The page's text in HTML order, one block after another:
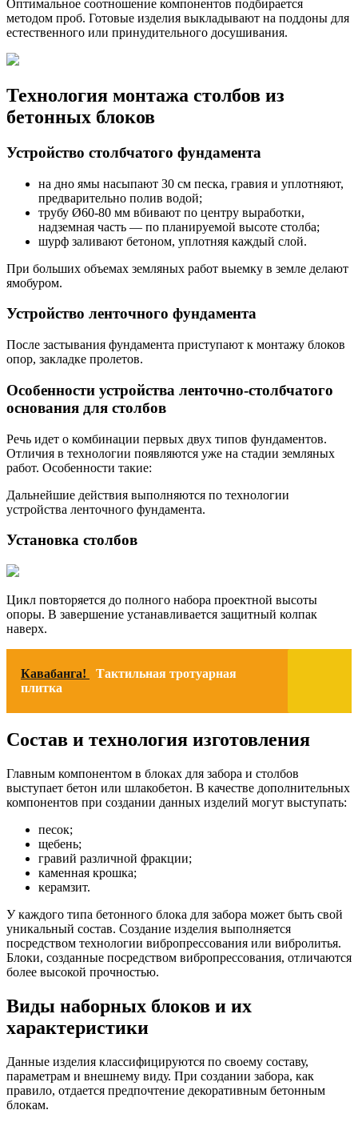
Оптимальное соотношение компонентов подбирается
методом проб. Готовые изделия выкладывают на поддоны для
естественного или принудительного досушивания.
Технология монтажа столбов из
бетонных блоков
Устройство столбчатого фундамента
на дно ямы насыпают 30 см песка, гравия и уплотняют,
предварительно полив водой;
трубу Ø60-80 мм вбивают по центру выработки,
надземная часть — по планируемой высоте столба;
шурф заливают бетоном, уплотняя каждый слой.
При больших объемах земляных работ выемку в земле делают
ямобуром.
Устройство ленточного фундамента
После застывания фундамента приступают к монтажу блоков
опор, закладке пролетов.
Особенности устройства ленточно-столбчатого
основания для столбов
Речь идет о комбинации первых двух типов фундаментов.
Отличия в технологии появляются уже на стадии земляных
работ. Особенности такие:
Дальнейшие действия выполняются по технологии
устройства ленточного фундамента.
Установка столбов
Цикл повторяется до полного набора проектной высоты
опоры. В завершение устанавливается защитный колпак
наверх.
Кавабанга!
Тактильная тротуарная
плитка
Состав и технология изготовления
Главным компонентом в блоках для забора и столбов
выступает бетон или шлакобетон. В качестве дополнительных
компонентов при создании данных изделий могут выступать:
песок;
щебень;
гравий различной фракции;
каменная крошка;
керамзит.
У каждого типа бетонного блока для забора может быть свой
уникальный состав. Создание изделия выполняется
посредством технологии вибропрессования или вибролитья.
Блоки, созданные посредством вибропрессования, отличаются
более высокой прочностью.
Виды наборных блоков и их
характеристики
Данные изделия классифицируются по своему составу,
параметрам и внешнему виду. При создании забора, как
правило, отдается предпочтение декоративным бетонным
блокам.